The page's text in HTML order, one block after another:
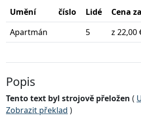
Umění číslo Lidé
Cena
Apartmán
5 z 22,00
Popis
Tento text byl strojově přeložen (
Zobrazit překlad )